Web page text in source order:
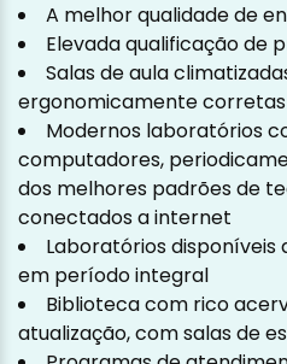
A melhor qualidade de
Elevada qualificação de
Salas de aula
ergonomicamente corretas
Modernos laboratórios
computadores,
dos melhores padrões de
conectados a internet
Laboratórios disponíveis
em período integral
Biblioteca com rico
atualização, com salas de